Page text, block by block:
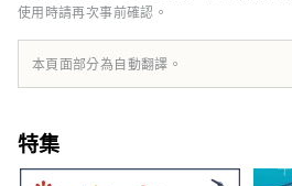
七代城主清水大輔的名
縣歷史遺跡。此外，還
一的四個村莊的梯田，
自己是日本最美麗的
過著我們的日常生活。
使用時請再次事前確認。
本頁面部分為自動翻譯。
特集